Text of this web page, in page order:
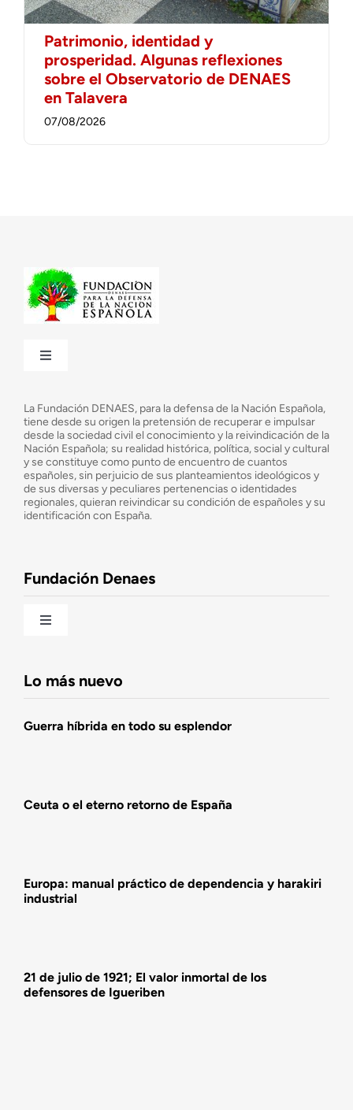
Patrimonio, identidad y
prosperidad. Algunas reflexiones
sobre el Observatorio de DENAES
en Talavera
07/08/2026
Toggle
¿Cuáles son nuestros objetivos?
Consejo Asesor
La Fundación DENAES, para la defensa de la Nación Española,
tiene desde su origen la pretensión de recuperar e impulsar
desde la sociedad civil el conocimiento y la reivindicación de la
Nación Española; su realidad histórica, política, social y cultural
y se constituye como punto de encuentro de cuantos
españoles, sin perjuicio de sus planteamientos ideológicos y
de sus diversas y peculiares pertenencias o identidades
regionales, quieran reivindicar su condición de españoles y su
identificación con España.
Fundación Denaes
Toggle
Lo más nuevo
Guerra híbrida en todo su esplendor
Ceuta o el eterno retorno de España
Europa: manual práctico de dependencia y harakiri
industrial
21 de julio de 1921; El valor inmortal de los
defensores de Igueriben